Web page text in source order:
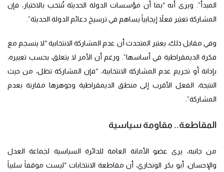
المبدأ”. ويرى أنه “بما أن مؤسسات الدولة الحديثة تُنتخب بالاختيار، فإن
المشاركة تعتبر فعلاً إيجابياً يساهم في ترسيخ دعائم الدولة الحديثة”.
وفي مقابل ذلك، يعتبر المتحدث أن عدم المشاركة الانتخابية “لا ينسجم مع
فكرة الديمقراطية في أساسها”. ورغم أن الأمر لا يتعلق، بحسب تعبيره،
بإدانة أو تجريم عدم المشاركة الانتخابية، “فإن المشاركة تظل، من حيث
النتيجة، الفعل الأقرب إلى منطق الديمقراطية وجوهرها مقارنة بعدم
المشاركة”.
المقاطعة.. مقاومة سياسية
من جانبه، يرى عضو الأمانة العامة للدائرة السياسية لجماعة العدل
والإحسان، أبو بكر الونخاري، أن مقاطعة الانتخابات “ليست موقفاً سلبياً